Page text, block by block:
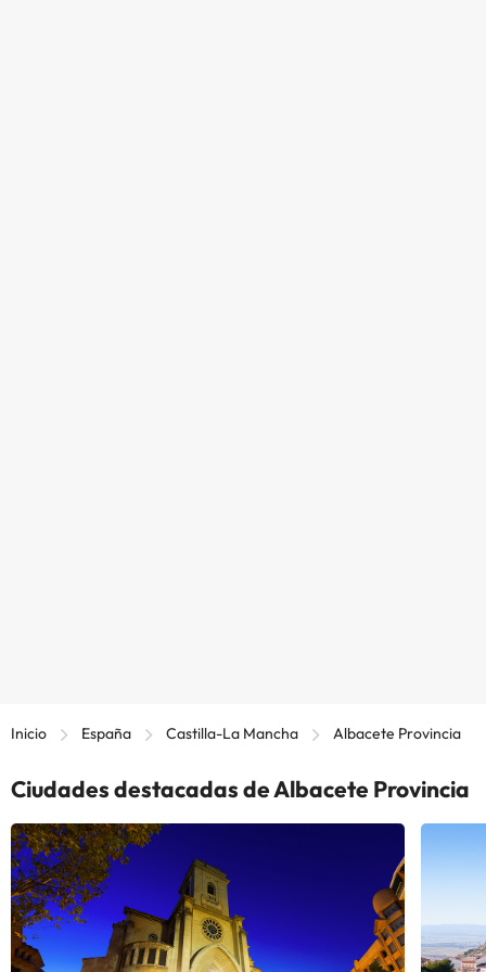
Inicio España Castilla-La Mancha Albacete Provincia
Ciudades destacadas de Albacete Provincia